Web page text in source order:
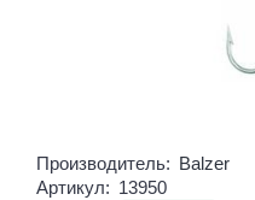
Производитель: Balzer
Артикул: 13950